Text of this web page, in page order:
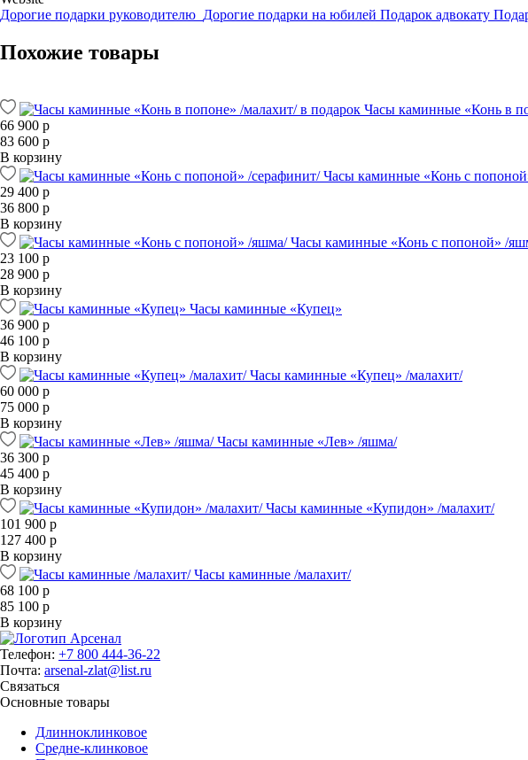
Дорогие подарки руководителю Дорогие подарки на юбилей Подарок адвокату
Похожие товары
Часы каминные «Конь в
66 900 р
83 600 р
В корзину
Часы каминные «Конь с
29 400 р
36 800 р
В корзину
Часы каминные «Конь с попоной» /
23 100 р
28 900 р
В корзину
Часы каминные «Купец»
36 900 р
46 100 р
В корзину
Часы каминные «Купец» /малахит/
60 000 р
75 000 р
В корзину
Часы каминные «Лев» /яшма/
36 300 р
45 400 р
В корзину
Часы каминные «Купидон» /малахит/
101 900 р
127 400 р
В корзину
Часы каминные /малахит/
68 100 р
85 100 р
В корзину
Телефон: +7 800 444-36-22
Почта: arsenal-zlat@list.ru
Связаться
Основные товары
Длинноклинковое
Средне-клинковое